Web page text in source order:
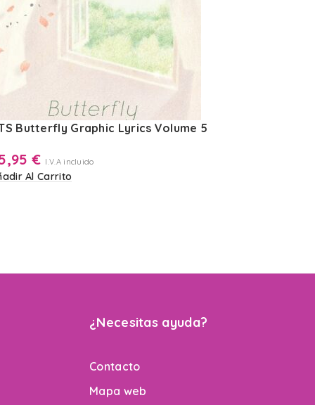
Butterfly Graphic Lyrics Volume 5
€ I.V.A incluido
Al Carrito
¿Necesitas ayuda?
Contacto
Mapa web